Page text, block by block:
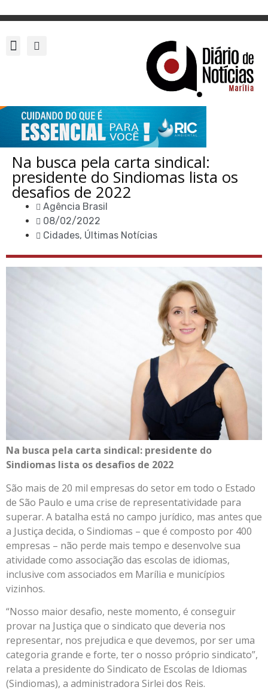
Na busca pela carta sindical:
presidente do Sindiomas lista os
desafios de 2022
Agência Brasil
08/02/2022
Cidades, Últimas Notícias
Na busca pela carta sindical: presidente do
Sindiomas lista os desafios de 2022
São mais de 20 mil empresas do setor em todo o Estado
de São Paulo e uma crise de representatividade para
superar. A batalha está no campo jurídico, mas antes que
a Justiça decida, o Sindiomas – que é composto por 400
empresas – não perde mais tempo e desenvolve sua
atividade como associação das escolas de idiomas,
inclusive com associados em Marília e municípios
vizinhos.
“Nosso maior desafio, neste momento, é conseguir
provar na Justiça que o sindicato que deveria nos
representar, nos prejudica e que devemos, por ser uma
categoria grande e forte, ter o nosso próprio sindicato”,
relata a presidente do Sindicato de Escolas de Idiomas
(Sindiomas), a administradora Sirlei dos Reis.